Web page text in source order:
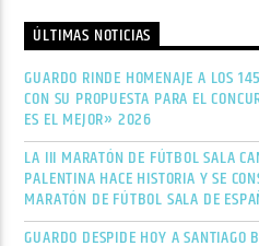
ÚLTIMAS NOTICIAS
GUARDO RINDE HOMENAJE A LOS
CON SU PROPUESTA PARA EL
ES EL MEJOR» 2026
LA III MARATÓN DE FÚTBOL SALA
PALENTINA HACE HISTORIA Y SE
MARATÓN DE FÚTBOL SALA DE
GUARDO DESPIDE HOY A SANTIAGO